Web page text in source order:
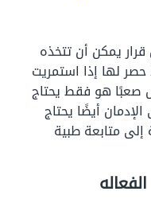
يمكن أن تتخذه
لها إذا استمريت
صعبًا هو فقط يحتاج
أيضًا يحتاج
متابعة طبية